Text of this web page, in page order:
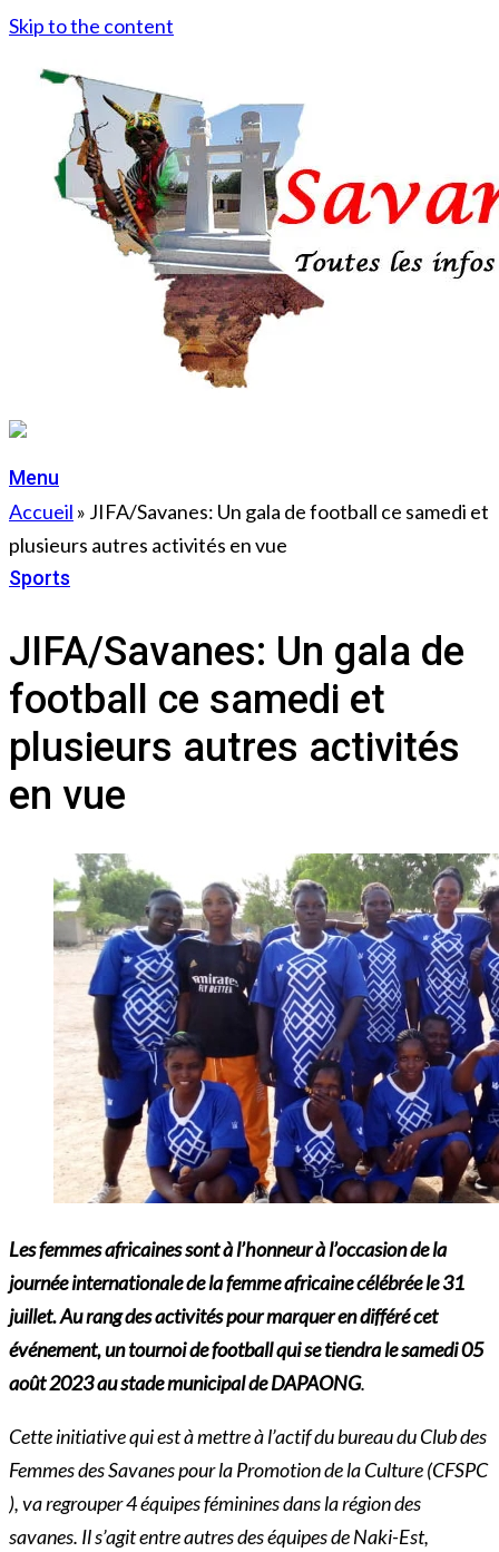
Skip to the content
Menu
Accueil » JIFA/Savanes: Un gala de football ce samedi et
plusieurs autres activités en vue
Sports
JIFA/Savanes: Un gala de
football ce samedi et
plusieurs autres activités
en vue
Les femmes africaines sont à l’honneur à l’occasion de la
journée internationale de la femme africaine célébrée le 31
juillet. Au rang des activités pour marquer en différé cet
événement, un tournoi de football qui se tiendra le samedi 05
août 2023 au stade municipal de DAPAONG.
Cette initiative qui est à mettre à l’actif du bureau du Club des
Femmes des Savanes pour la Promotion de la Culture (CFSPC
), va regrouper 4 équipes féminines dans la région des
savanes. Il s’agit entre autres des équipes de Naki-Est,